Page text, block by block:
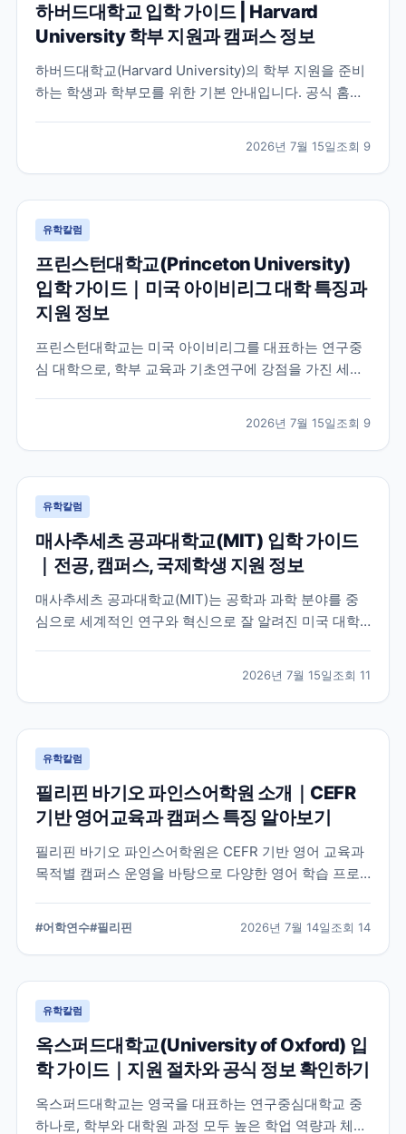
하버드대학교 입학 가이드 | Harvard
University 학부 지원과 캠퍼스 정보
하버드대학교(Harvard University)의 학부 지원을 준비
하는 학생과 학부모를 위한 기본 안내입니다. 공식 홈페
2026년 7월 15일조회 9
유학칼럼
프린스턴대학교(Princeton University)
입학 가이드｜미국 아이비리그 대학 특징과
지원 정보
프린스턴대학교는 미국 아이비리그를 대표하는 연구중
심 대학으로, 학부 교육과 기초연구에 강점을 가진 세계
2026년 7월 15일조회 9
유학칼럼
매사추세츠 공과대학교(MIT) 입학 가이드
｜전공, 캠퍼스, 국제학생 지원 정보
매사추세츠 공과대학교(MIT)는 공학과 과학 분야를 중
심으로 세계적인 연구와 혁신으로 잘 알려진 미국 대학
2026년 7월 15일조회 11
유학칼럼
필리핀 바기오 파인스어학원 소개｜CEFR
기반 영어교육과 캠퍼스 특징 알아보기
필리핀 바기오 파인스어학원은 CEFR 기반 영어 교육과
목적별 캠퍼스 운영을 바탕으로 다양한 영어 학습 프로
생이 알아야 할 내용을 정리했습니다.
#어학연수#필리핀 2026년 7월 14일조회 14
유학칼럼
옥스퍼드대학교(University of Oxford) 입
학 가이드｜지원 절차와 공식 정보 확인하기
옥스퍼드대학교는 영국을 대표하는 연구중심대학교 중
하나로, 학부와 대학원 과정 모두 높은 학업 역량과 체계